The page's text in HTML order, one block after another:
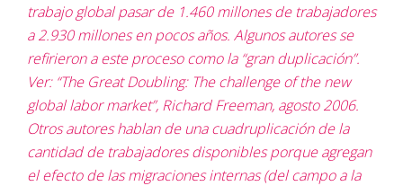
trabajo global pasar de 1.460 millones de trabajadores
a 2.930 millones en pocos años. Algunos autores se
refirieron a este proceso como la “gran duplicación”.
Ver: “The Great Doubling: The challenge of the new
global labor market”, Richard Freeman, agosto 2006.
Otros autores hablan de una cuadruplicación de la
cantidad de trabajadores disponibles porque agregan
el efecto de las migraciones internas (del campo a la